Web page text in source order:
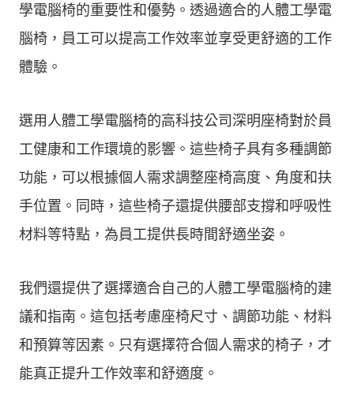
學電腦椅的重要性和優勢。透過適合的人體工學電
腦椅，員工可以提高工作效率並享受更舒適的工作
體驗。
選用人體工學電腦椅的高科技公司深明座椅對於員
工健康和工作環境的影響。這些椅子具有多種調節
功能，可以根據個人需求調整座椅高度、角度和扶
手位置。同時，這些椅子還提供腰部支撐和呼吸性
材料等特點，為員工提供長時間舒適坐姿。
我們還提供了選擇適合自己的人體工學電腦椅的建
議和指南。這包括考慮座椅尺寸、調節功能、材料
和預算等因素。只有選擇符合個人需求的椅子，才
能真正提升工作效率和舒適度。